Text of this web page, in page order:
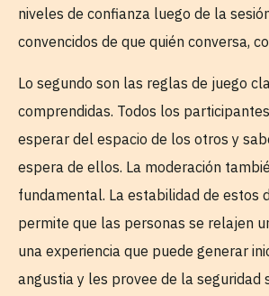
niveles de confianza luego de la
convencidos de que quién conversa,
Lo segundo son las reglas de juego
comprendidas. Todos los
esperar del espacio de los otros y
espera de ellos. La moderación
fundamental. La estabilidad de estos
permite que las personas se relajen
una experiencia que puede generar
angustia y les provee de la seguridad